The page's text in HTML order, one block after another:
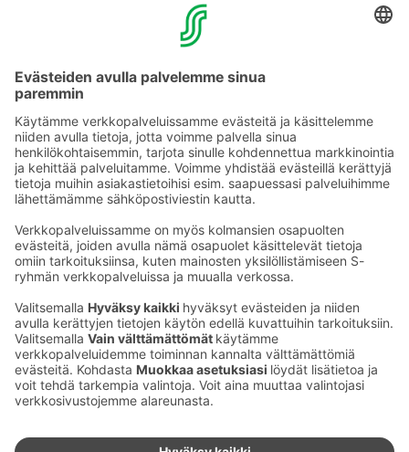
Sähköpostiosoitteet S-ryhmässä ovat muotoa
etunimi.sukunimi@sok.fi
Seuraa meitä:
Muuta evästeasetuksia